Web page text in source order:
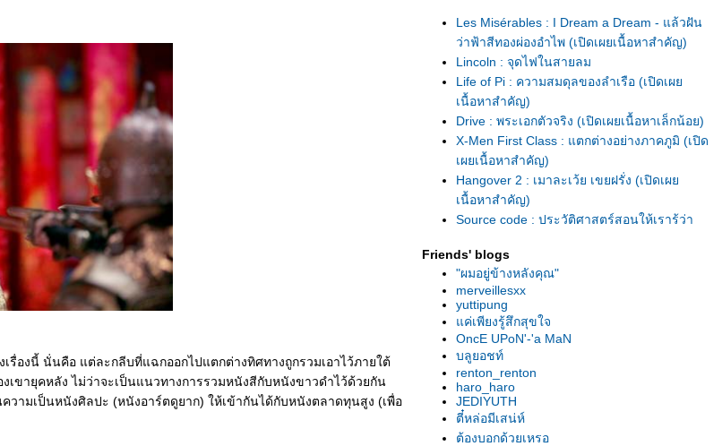
องนี้ นั่นคือ แต่ละกลีบที่แฉกออกไปแตกต่างทิศทางถูกรวมเอาไว้ภายใต้
ขายุคหลัง ไม่ว่าจะเป็นแนวทางการรวมหนังสีกับหนังขาวดำไว้ด้วยกัน
วามเป็นหนังศิลปะ (หนังอาร์ตดูยาก) ให้เข้ากันได้กับหนังตลาดทุนสูง (เพื่อ
Les Misérables : I Dream a Dream - แล้วฝัน
ว่าฟ้าสีทองผ่องอำไพ (เปิดเผยเนื้อหาสำคัญ)
Lincoln : จุดไฟในสายลม
Life of Pi : ความสมดุลของลำเรือ (เปิดเผ
เนื้อหาสำคัญ)
Drive : พระเอกตัวจริง (เปิดเผยเนื้อหาเล็กน้อย)
X-Men First Class : แตกต่างอย่างภาคภูมิ (เปิด
เผยเนื้อหาสำคัญ)
Hangover 2 : เมาละเว้ย เขยฝรั่ง (เปิดเผ
เนื้อหาสำคัญ)
Source code : ประวัติศาสตร์สอนให้เรารู้ว่า
(สปอยล์)
๑๒๗ ชม. : ความบ้าพลังของมนุษย์ (เปิดเผ
เนื้อหาสำคัญ)
Black Swan : อิสรภาพสีดำ (เปิดเผยเนื้อหา
สำคัญ)
Blue Valentine : รักหมดใจยังไงก็หมดอายุ ?
Biutiful : หดหู่ รันทด งดงาม (เปิดเผยเนื้อหา
สำคัญ)
น้ำตาลแดง (เปิดเผยเนื้อหนังนะครับ)
สุดเขต เสลดเป็ด : ตลกเล่นการเมือง (เปิดเผ
Friends' blogs
"ผมอยู่ข้างหลังคุณ"
merveillesxx
yuttipung
ค่เพียงรู้สึกสุขใจ
OncE UPoN'-'a MaN
บลูยอชท์
renton_renton
haro_haro
JEDIYUTH
ตี๋หล่อมีเสน่ห์
ต้องบอกด้วยเหรอ